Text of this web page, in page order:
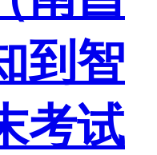
到智
考试